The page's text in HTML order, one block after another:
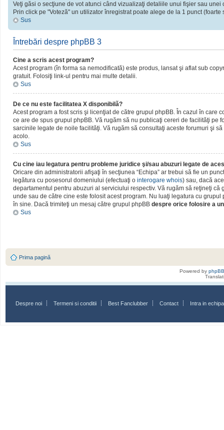
Veţi găsi o secţiune de vot atunci când vizualizaţi detaliile unui fişier sau unei
Prin click pe "Voteză" un utilizator înregistrat poate alege de la 1 punct
Sus
Întrebări despre phpBB 3
Cine a scris acest program?
Acest program (în forma sa nemodificată) este produs, lansat şi aflat sub
gratuit. Folosiţi link-ul pentru mai multe detalii.
Sus
De ce nu este facilitatea X disponibilă?
Acest program a fost scris şi licenţiat de către grupul phpBB. În cazul în care
ce are de spus grupul phpBB. Vă rugăm să nu publicaţi cereri de facilităţi
sarcinile legate de noile facilităţi. Vă rugăm să consultaţi aceste forumuri şi
acolo.
Sus
Cu cine iau legatura pentru probleme juridice şi/sau abuzuri legate de
Oricare din administratorii afişaţi în secţiunea “Echipa” ar trebui să fie un
legătura cu posesorul domeniului (efectuaţi o interogare whois) sau, dacă
departamentul pentru abuzuri al serviciului respectiv. Vă rugăm să reţineţi că
unde sau de către cine este folosit acest program. Nu luaţi legatura cu
în sine. Dacă trimiteţi un mesaj către grupul phpBB despre orice folosire a
Sus
Prima pagină
Powered by phpBB
Despre noi Termeni si conditii Best Fanclubber Contact Intra in